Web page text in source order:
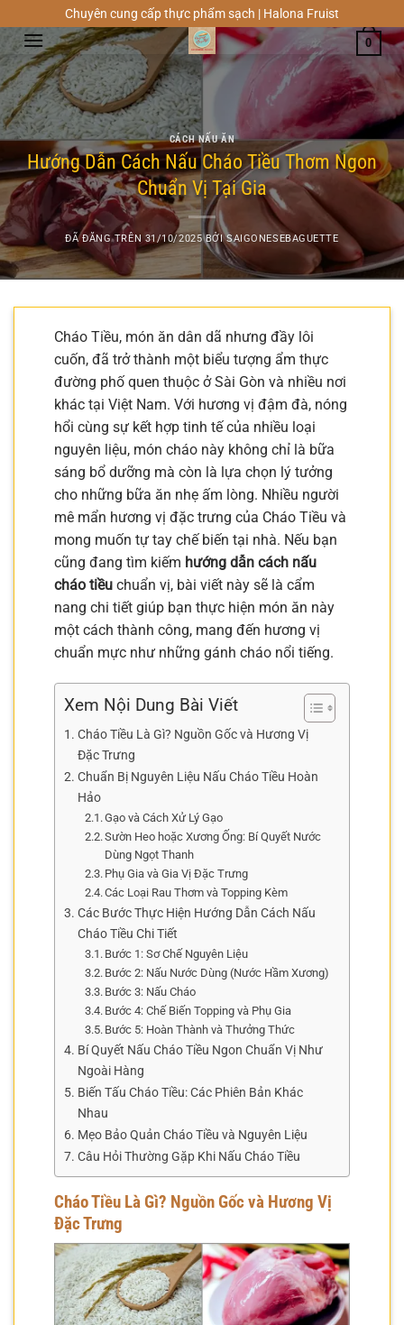
đến
nội
dung
Chuyên cung cấp thực phẩm sạch | Halona Fruist
0
CÁCH NẤU ĂN
Hướng Dẫn Cách Nấu Cháo Tiều Thơm Ngon
Chuẩn Vị Tại Gia
ĐÃ ĐĂNG TRÊN 31/10/2025 BỞISAIGONESEBAGUETTE
Cháo Tiều, món ăn dân dã nhưng đầy lôi
cuốn, đã trở thành một biểu tượng ẩm thực
đường phố quen thuộc ở Sài Gòn và nhiều nơi
khác tại Việt Nam. Với hương vị đậm đà, nóng
hổi cùng sự kết hợp tinh tế của nhiều loại
nguyên liệu, món cháo này không chỉ là bữa
sáng bổ dưỡng mà còn là lựa chọn lý tưởng
cho những bữa ăn nhẹ ấm lòng. Nhiều người
mê mẩn hương vị đặc trưng của Cháo Tiều và
mong muốn tự tay chế biến tại nhà. Nếu bạn
cũng đang tìm kiếm hướng dẫn cách nấu
cháo tiều chuẩn vị, bài viết này sẽ là cẩm
nang chi tiết giúp bạn thực hiện món ăn này
một cách thành công, mang đến hương vị
chuẩn mực như những gánh cháo nổi tiếng.
Xem Nội Dung Bài Viết
Cháo Tiều Là Gì? Nguồn Gốc và Hương Vị
Đặc Trưng
Chuẩn Bị Nguyên Liệu Nấu Cháo Tiều Hoàn
Hảo
Gạo và Cách Xử Lý Gạo
Sườn Heo hoặc Xương Ống: Bí Quyết Nước
Dùng Ngọt Thanh
Phụ Gia và Gia Vị Đặc Trưng
Các Loại Rau Thơm và Topping Kèm
Các Bước Thực Hiện Hướng Dẫn Cách Nấu
Cháo Tiều Chi Tiết
Bước 1: Sơ Chế Nguyên Liệu
Bước 2: Nấu Nước Dùng (Nước Hầm Xương)
Bước 3: Nấu Cháo
Bước 4: Chế Biến Topping và Phụ Gia
Bước 5: Hoàn Thành và Thưởng Thức
Bí Quyết Nấu Cháo Tiều Ngon Chuẩn Vị Như
Ngoài Hàng
Biến Tấu Cháo Tiều: Các Phiên Bản Khác
Nhau
Mẹo Bảo Quản Cháo Tiều và Nguyên Liệu
Câu Hỏi Thường Gặp Khi Nấu Cháo Tiều
Cháo Tiều Là Gì? Nguồn Gốc và Hương Vị
Đặc Trưng